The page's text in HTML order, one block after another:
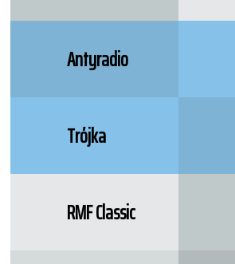
Antyradio
Trójka
RMF Classic